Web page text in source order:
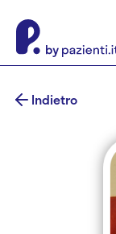
Indietro